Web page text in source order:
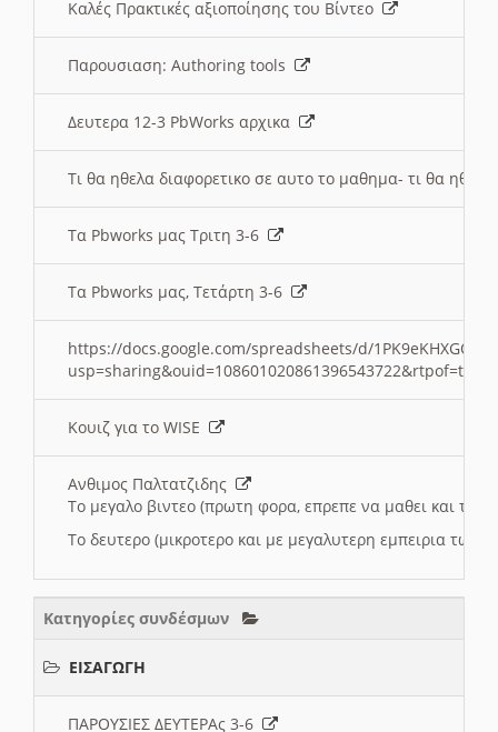
Καλές Πρακτικές αξιοποίησης του Βίντεο
Παρουσιαση: Authoring tools
Δευτερα 12-3 PbWorks αρχικα
Τι θα ηθελα διαφορετικο σε αυτο το μαθημα- τι θα
Τα Pbworks μας Τριτη 3-6
Τα Pbworks μας, Τετάρτη 3-6
https://docs.google.com/spreadsheets/d/
Κουιζ για το WISE
Ανθιμος Παλτατζιδης
Το μεγαλο βιντεο (πρωτη φορα, επρεπε να μαθει και το
Το δευτερο (μικροτερο και με μεγαλυτερη εμπειρια
Κατηγορίες συνδέσμων
ΕΙΣΑΓΩΓΗ
ΠΑΡΟΥΣΙΕΣ ΔΕΥΤΕΡΑς 3-6